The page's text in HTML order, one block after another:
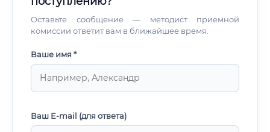
Оставьте сообщение — методист приемной
комиссии ответит вам в ближайшее время.
Ваше имя *
Ваш E-mail (для ответа)